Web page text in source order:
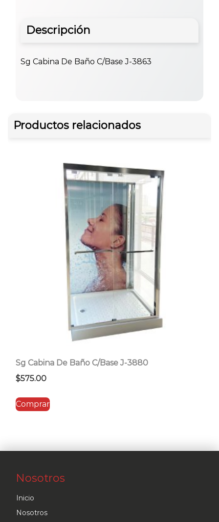
Descripción
Sg Cabina De Baño C/Base J-3863
Productos relacionados
Sg Cabina De Baño C/Base J-3880
$575.00
Comprar
Nosotros
Inicio
Nosotros